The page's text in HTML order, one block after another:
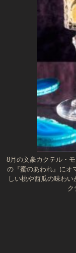
8月の文豪カクテル・
の『蜜のあわれ』にオ
しい桃や西瓜の味わ
ク